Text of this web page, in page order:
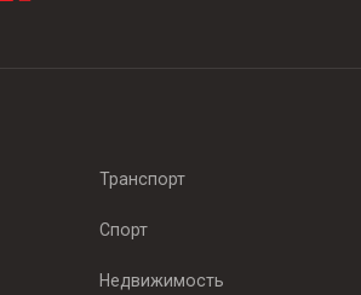
Транспорт
Спорт
Недвижимость